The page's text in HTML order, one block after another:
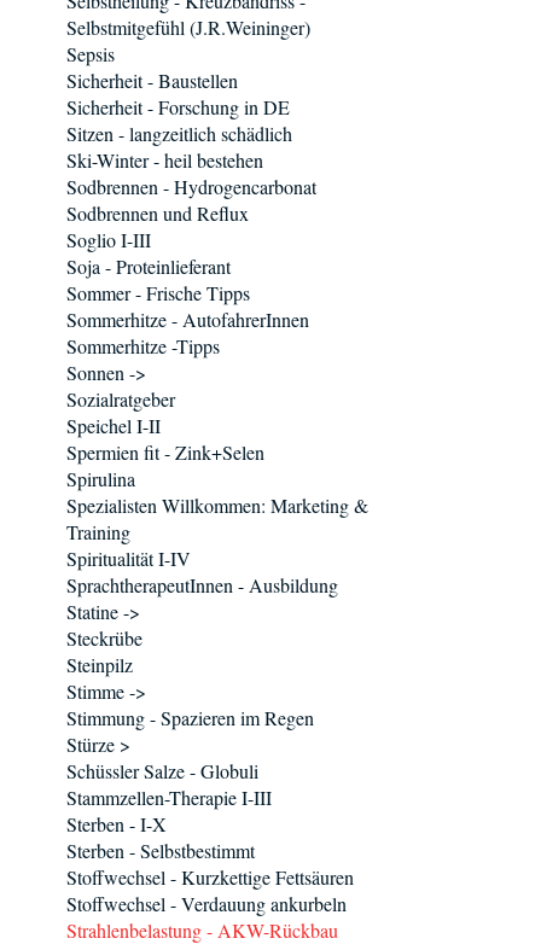
Selbstmitgefühl (J.R.Weininger)
Sepsis
Sicherheit - Baustellen
Sicherheit - Forschung in DE
Sitzen - langzeitlich schädlich
Ski-Winter - heil bestehen
Sodbrennen - Hydrogencarbonat
Sodbrennen und Reflux
Soglio I-III
Soja - Proteinlieferant
Sommer - Frische Tipps
Sommerhitze - AutofahrerInnen
Sommerhitze -Tipps
Sonnen ->
Sozialratgeber
Speichel I-II
Spermien fit - Zink+Selen
Spirulina
Spezialisten Willkommen: Marketing &
Training
Spiritualität I-IV
SprachtherapeutInnen - Ausbildung
Statine ->
Steckrübe
Steinpilz
Stimme ->
Stimmung - Spazieren im Regen
Stürze >
Schüssler Salze - Globuli
Stammzellen-Therapie I-III
Sterben - I-X
Sterben - Selbstbestimmt
Stoffwechsel - Kurzkettige Fettsäuren
Stoffwechsel - Verdauung ankurbeln
Strahlenbelastung - AKW-Rückbau